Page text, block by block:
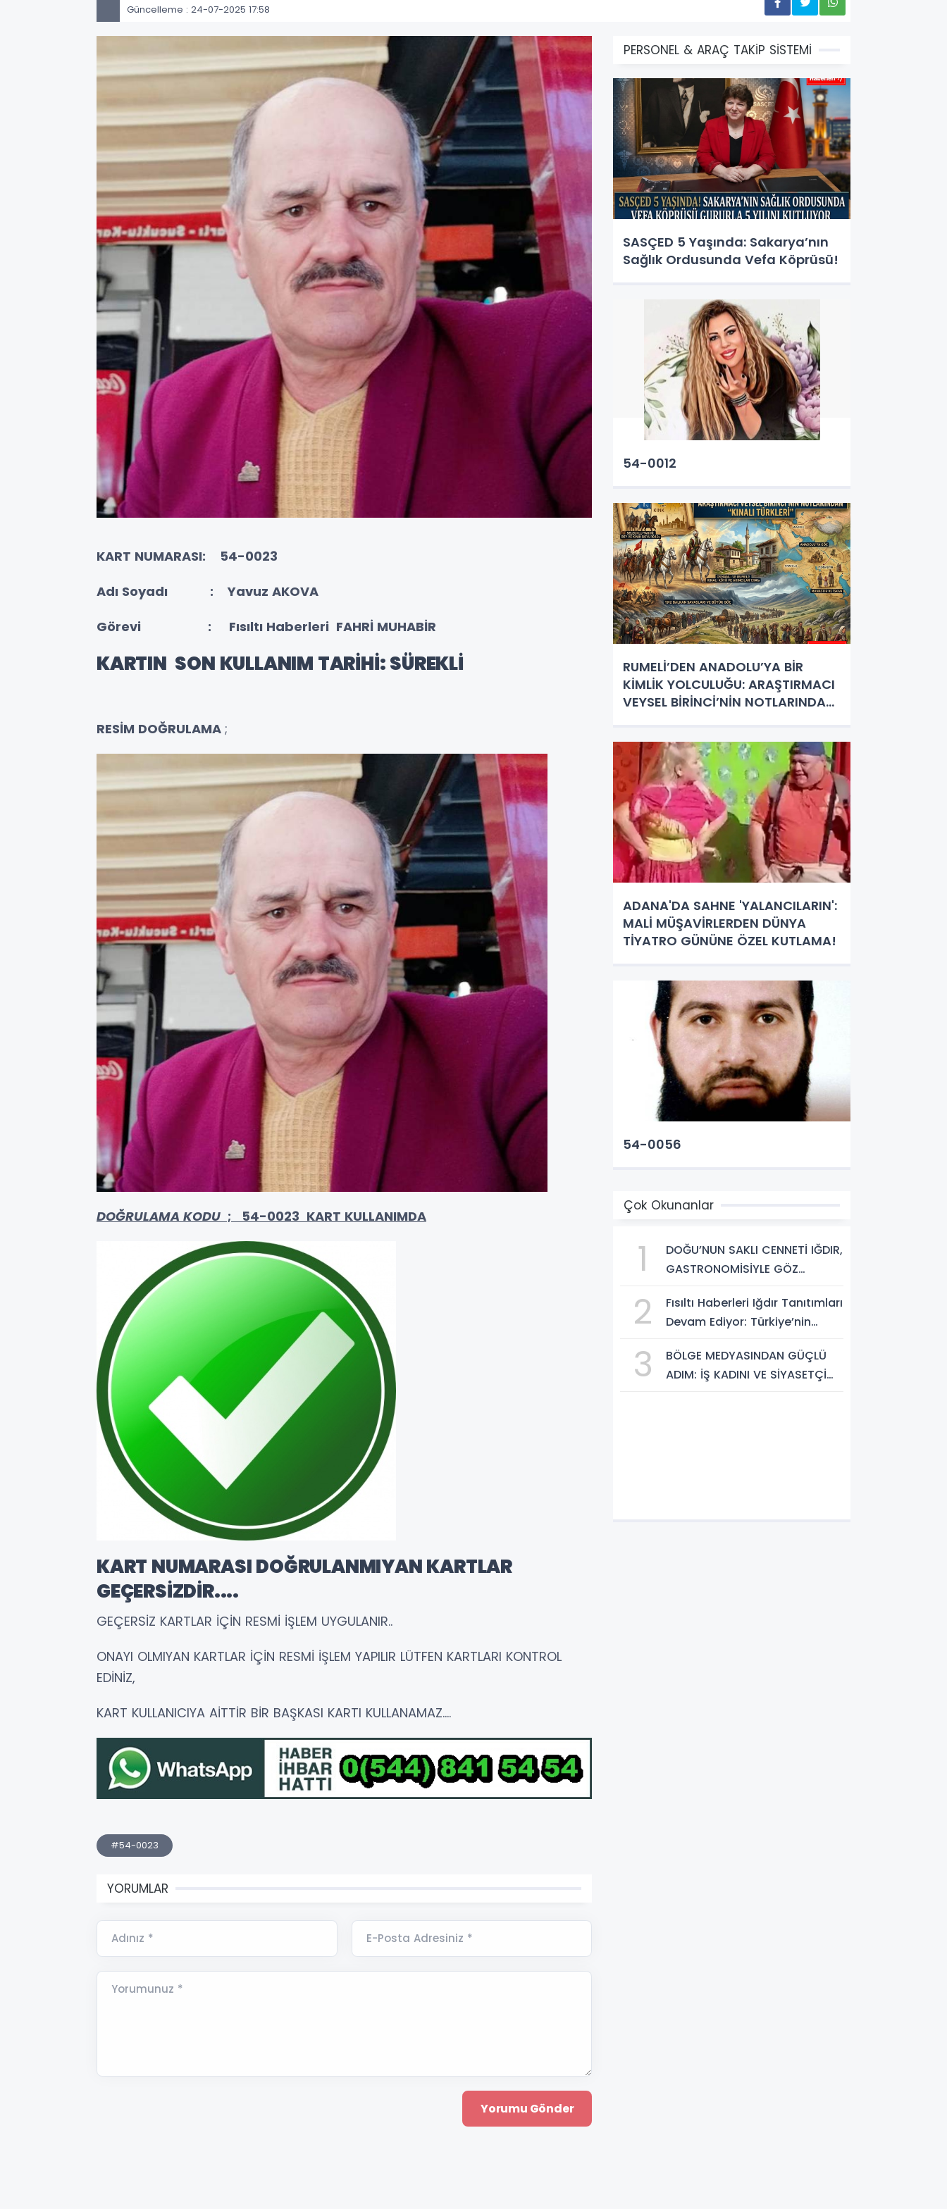
Güncelleme : 24-07-2025 17:58
KART NUMARASI: 54-0023
Adı Soyadı : Yavuz AKOVA
Görevi :
Fısıltı Haberleri FAHRİ MUHABİR
KARTIN SON KULLANIM TARİHİ: SÜREKLİ
RESİM DOĞRULAMA ;
DOĞRULAMA KODU ; 54-0023 KART KULLANIMDA
KART NUMARASI DOĞRULANMIYAN KARTLAR
GEÇERSİZDİR....
GEÇERSİZ KARTLAR İÇİN RESMİ İŞLEM UYGULANIR..
ONAYI OLMIYAN KARTLAR İÇİN RESMİ İŞLEM YAPILIR LÜTFEN KARTLARI KONTROL
EDİNİZ,
KART KULLANICIYA AİTTİR BİR BAŞKASI KARTI KULLANAMAZ....
#54-0023
YORUMLAR
Adınız * E-Posta Adresiniz *
Yorumunuz *
PERSONEL & ARAÇ TAKİP SİSTEMİ
SASÇED 5 Yaşında: Sakarya’nın
Sağlık Ordusunda Vefa Köprüsü!
54-0012
RUMELİ’DEN ANADOLU’YA BİR
KİMLİK YOLCULUĞU: ARAŞTIRMACI
VEYSEL BİRİNCİ’NİN NOTLARINDAN
ADANA'DA SAHNE 'YALANCILARIN':
MALİ MÜŞAVİRLERDEN DÜNYA
TİYATRO GÜNÜNE ÖZEL KUTLAMA!
54-0056
Çok Okunanlar
1
DOĞU’NUN SAKLI CENNETİ IĞDIR,
GASTRONOMİSİYLE GÖZ
ANADOLU KÜLTÜRÜNÜN
BULUŞMA NOKTASI
2
Fısıltı Haberleri Iğdır Tanıtımları
Devam Ediyor: Türkiye’nin
Cennetleri Keşfedilmeyi
Bekliyor
3
BÖLGE MEDYASINDAN GÜÇLÜ
ADIM: İŞ KADINI VE SİYASETÇİ